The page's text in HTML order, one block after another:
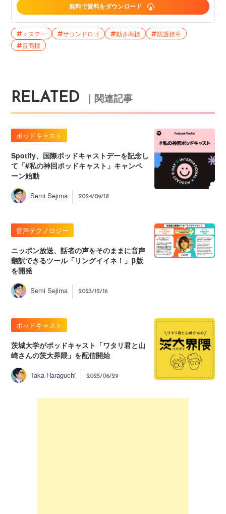
無料で資料をダウンロード
エステー サウンドロゴ 動き商標
防護標章
音商標
RELATED ｜関連記事
ポッドキャスト
Spotify、国際ポッドキャストデーを記念し
て「#私の神回ポッドキャスト」キャンペ
ーン始動
Semi Sejima 2024/09/18
音声テクノロジー
ニッポン放送、話者の声をそのままに音声
翻訳できるツール「リングイイネ！」β版
を開発
Semi Sejima 2023/12/16
ポッドキャスト
茨城大学がポッドキャスト「ワタリ君と山
崎さんの茨大界隈」を配信開始
Taka Haraguchi 2025/06/29